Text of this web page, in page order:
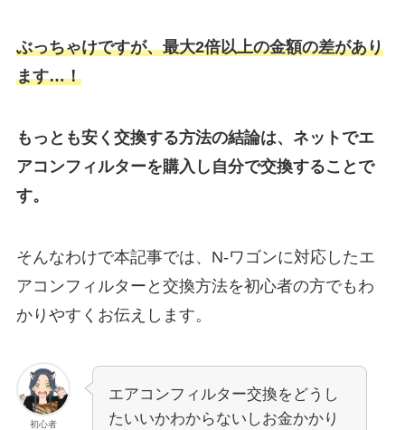
ぶっちゃけですが、最大2倍以上の金額の差があり
ます…！
もっとも安く交換する方法の結論は、ネットでエ
アコンフィルターを購入し自分で交換することで
す。
そんなわけで本記事では、 N-ワゴンに対応したエ
アコンフィルターと交換方法を初心者の方でもわ
かりやすくお伝えします。
初心者
エアコンフィルター交換をどうし
たいいかわからないしお金かかり